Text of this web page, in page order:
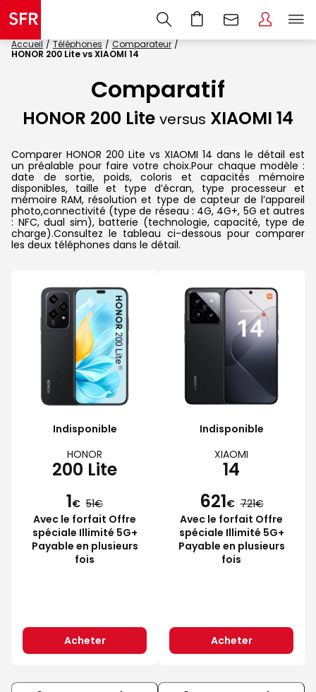
Accueil Téléphones
Comparateur
HONOR 200 Lite vs XIAOMI 14
Comparatif
HONOR 200 Lite versus XIAOMI 14
Comparer HONOR 200 Lite vs XIAOMI 14 dans le détail est
un préalable pour faire votre choix.Pour chaque modèle :
date de sortie, poids, coloris et capacités mémoire
disponibles, taille et type d’écran, type processeur et
mémoire RAM, résolution et type de capteur de l’appareil
photo,connectivité (type de réseau : 4G, 4G+, 5G et autres
: NFC, dual sim), batterie (technologie, capacité, type de
charge).Consultez le tableau ci-dessous pour comparer
les deux téléphones dans le détail.
Indisponible
HONOR
200 Lite
1€ 51
Avec le forfait Offre
spéciale Illimité 5G+
Payable en plusieurs
fois
Acheter
Indisponible
XIAOMI
14
621€ 721
Avec le forfait Offre
spéciale Illimité 5G+
Payable en plusieurs
fois
Acheter